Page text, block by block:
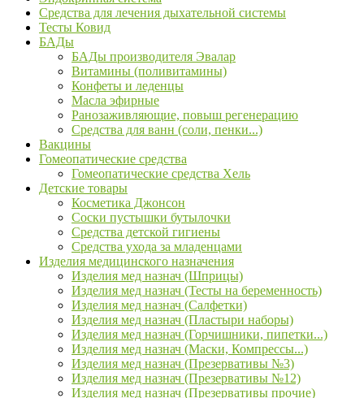
Средства для лечения дыхательной системы
Тесты Ковид
БАДы
БАДы производителя Эвалар
Витамины (поливитамины)
Конфеты и леденцы
Масла эфирные
Ранозаживляющие, повыш регенерацию
Средства для ванн (соли, пенки...)
Вакцины
Гомеопатические средства
Гомеопатические средства Хель
Детские товары
Косметика Джонсон
Соски пустышки бутылочки
Средства детской гигиены
Средства ухода за младенцами
Изделия медицинского назначения
Изделия мед назнач (Шприцы)
Изделия мед назнач (Тесты на беременность)
Изделия мед назнач (Салфетки)
Изделия мед назнач (Пластыри наборы)
Изделия мед назнач (Горчишники, пипетки...)
Изделия мед назнач (Маски, Компрессы...)
Изделия мед назнач (Презервативы №3)
Изделия мед назнач (Презервативы №12)
Изделия мед назнач (Презервативы прочие)